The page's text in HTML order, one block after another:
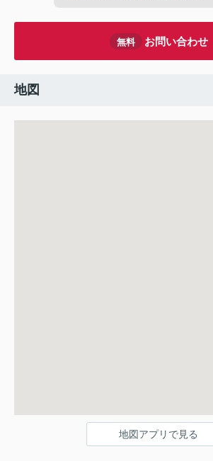
無料 お問い合わせ
地図
地図アプリで見る